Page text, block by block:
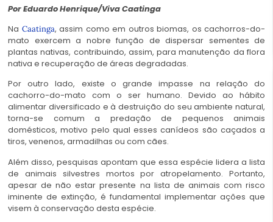
Por Eduardo Henrique/Viva Caatinga
Na Caatinga, assim como em outros biomas, os cachorros-do-
mato exercem a nobre função de dispersar sementes de
plantas nativas, contribuindo, assim, para manutenção da flora
nativa e recuperação de áreas degradadas.
Por outro lado, existe o grande impasse na relação do
cachorro-do-mato com o ser humano. Devido ao hábito
alimentar diversificado e à destruição do seu ambiente natural,
torna-se comum a predação de pequenos animais
domésticos, motivo pelo qual esses canídeos são caçados a
tiros, venenos, armadilhas ou com cães.
Além disso, pesquisas apontam que essa espécie lidera a lista
de animais silvestres mortos por atropelamento. Portanto,
apesar de não estar presente na lista de animais com risco
iminente de extinção, é fundamental implementar ações que
visem à conservação desta espécie.